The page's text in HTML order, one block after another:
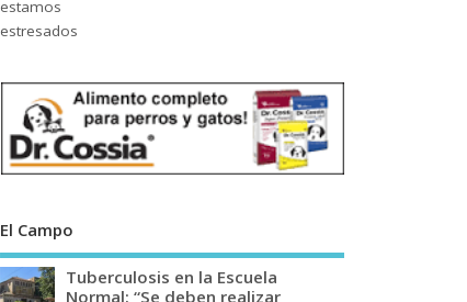
El Campo
Tuberculosis en la Escuela
Normal: “Se deben realizar